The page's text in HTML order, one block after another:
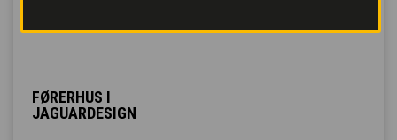
FØRERHUS I
JAGUARDESIGN